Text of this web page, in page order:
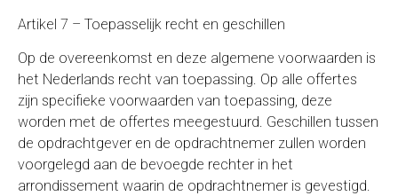
Artikel 7 – Toepasselijk recht en geschillen
Op de overeenkomst en deze algemene voorwaarden is
het Nederlands recht van toepassing. Op alle offertes
zijn specifieke voorwaarden van toepassing, deze
worden met de offertes meegestuurd. Geschillen tussen
de opdrachtgever en de opdrachtnemer zullen worden
voorgelegd aan de bevoegde rechter in het
arrondissement waarin de opdrachtnemer is gevestigd.